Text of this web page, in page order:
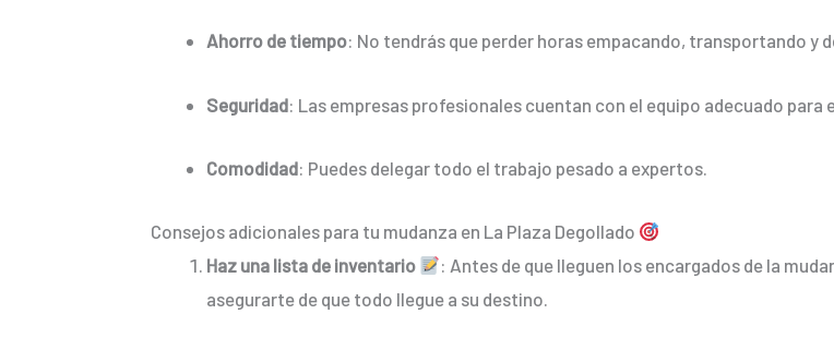
Ahorro de tiempo: No tendrás que perder horas empacando, transportando y
Seguridad: Las empresas profesionales cuentan con el equipo adecuado para
Comodidad: Puedes delegar todo el trabajo pesado a expertos.
Consejos adicionales para tu mudanza en La Plaza Degollado
Haz una lista de inventario
: Antes de que lleguen los encargados de la
asegurarte de que todo llegue a su destino.